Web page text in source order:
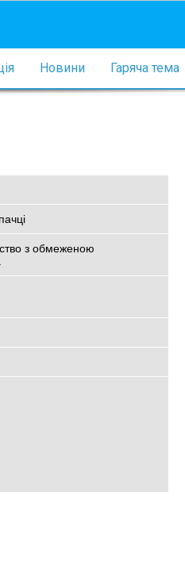
Новини Гаряча тема
з обмеженою